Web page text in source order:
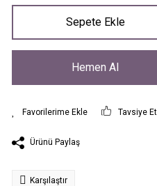
Sepete Ekle
Hemen Al
Tavsiye Et
Ürünü Paylaş
Karşılaştır